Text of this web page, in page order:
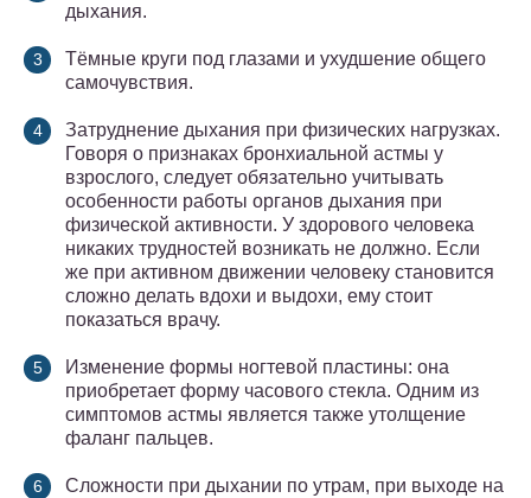
дыхания.
Тёмные круги под глазами и ухудшение общего
самочувствия.
Затруднение дыхания при физических нагрузках.
Говоря о признаках бронхиальной астмы у
взрослого, следует обязательно учитывать
особенности работы органов дыхания при
физической активности. У здорового человека
никаких трудностей возникать не должно. Если
же при активном движении человеку становится
сложно делать вдохи и выдохи, ему стоит
показаться врачу.
Изменение формы ногтевой пластины: она
приобретает форму часового стекла. Одним из
симптомов астмы является также утолщение
фаланг пальцев.
Сложности при дыхании по утрам, при выходе на